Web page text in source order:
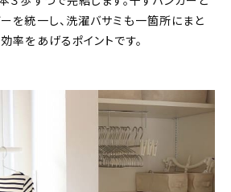
を統一し、洗濯バサミも一箇所にまと
率をあげるポイントです。